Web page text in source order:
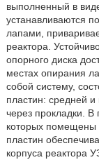
выполненный в
устанавливаются
лапами,
реактора.
опорного диска
местах опирания
собой систему,
пластин: средней
через прокладки.
которых помещены
пластин
корпуса реактора